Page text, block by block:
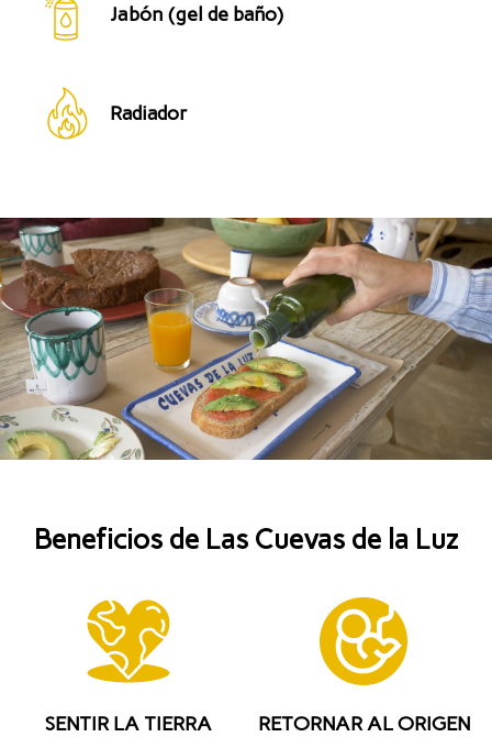
Jabón (gel de baño)
Radiador
Beneficios de Las Cuevas de la Luz
SENTIR LA TIERRA RETORNAR AL ORIGEN